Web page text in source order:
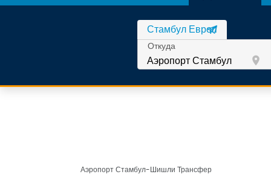
Откуда
room
Аэропорт Стамбул-Шишли Трансфер